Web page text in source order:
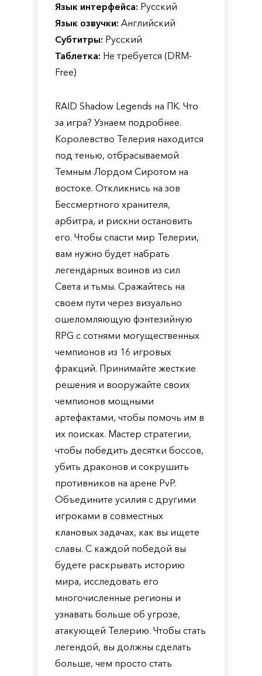
Язык интерфейса: Русский
Язык озвучки: Английский
Субтитры: Русский
Таблетка: Не требуется (DRM-
Free)
RAID Shadow Legends на ПК. Что
за игра? Узнаем подробнее.
Королевство Телерия находится
под тенью, отбрасываемой
Темным Лордом Сиротом на
востоке. Откликнись на зов
Бессмертного хранителя,
арбитра, и рискни остановить
его. Чтобы спасти мир Телерии,
вам нужно будет набрать
легендарных воинов из сил
Света и тьмы. Сражайтесь на
своем пути через визуально
ошеломляющую фэнтезийную
RPG с сотнями могущественных
чемпионов из 16 игровых
фракций. Принимайте жесткие
решения и вооружайте своих
чемпионов мощными
артефактами, чтобы помочь им в
их поисках. Мастер стратегии,
чтобы победить десятки боссов,
убить драконов и сокрушить
противников на арене PvP.
Объедините усилия с другими
игроками в совместных
клановых задачах, как вы ищете
славы. С каждой победой вы
будете раскрывать историю
мира, исследовать его
многочисленные регионы и
узнавать больше об угрозе,
атакующей Телерию. Чтобы стать
легендой, вы должны сделать
больше, чем просто стать